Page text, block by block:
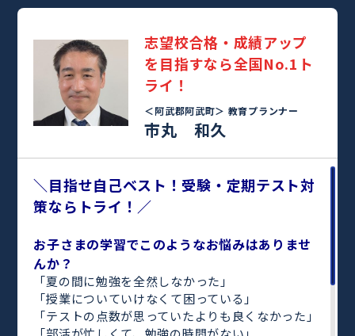
志望校合格・成績アップ
を目指すなら全国No.1ト
ライ！
＜阿武郡阿武町＞ 教育プランナー
市丸 和久
＼目指せ自己ベスト！受験・定期テスト対
策ならトライ！／
お子さまの学習でこのようなお悩みはありませ
んか？
「夏の間に勉強を全然しなかった」
「授業についていけなくて困っている」
「テストの点数が思っていたよりも良くなかった」